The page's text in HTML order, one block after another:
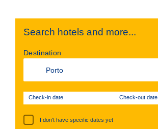
Search hotels and more...
Destination
Check-in date Check-out date
I don't have specific dates yet